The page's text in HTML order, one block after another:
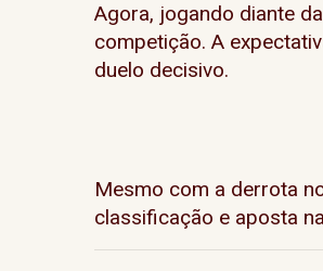
Agora, jogando diante
competição. A
duelo decisivo.
Mesmo com a derrota
classificação e aposta